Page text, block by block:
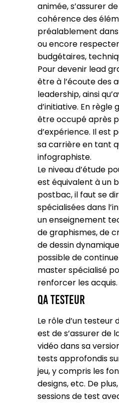
animée, s’assurer
cohérence des
préalablement
ou encore
budgétaires,
Pour devenir lead
être à l’écoute des
leadership, ainsi
d’initiative. En
être occupé après
d’expérience. Il est
sa carrière en tant
infographiste.
Le niveau d’étude
est équivalent à un
postbac, il faut se
spécialisées dans
un enseignement
de graphismes, de
de dessin
possible de
master spécialisé
renforcer les acquis.
QA testeur
Le rôle d’un
est de s’assurer de
vidéo dans sa
tests approfondis
jeu, y compris les
designs, etc. De
sessions de test